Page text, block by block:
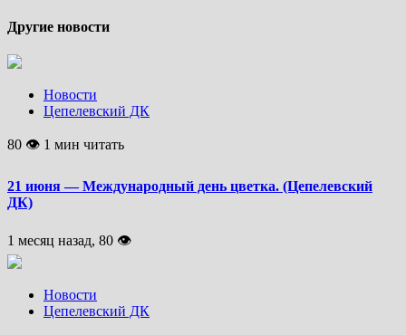
Другие новости
Новости
Цепелевский ДК
80 👁 1 мин читать
21 июня — Международный день цветка. (Цепелевский
ДК)
1 месяц назад, 80 👁
Новости
Цепелевский ДК